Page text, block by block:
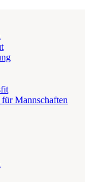
Mannschaften